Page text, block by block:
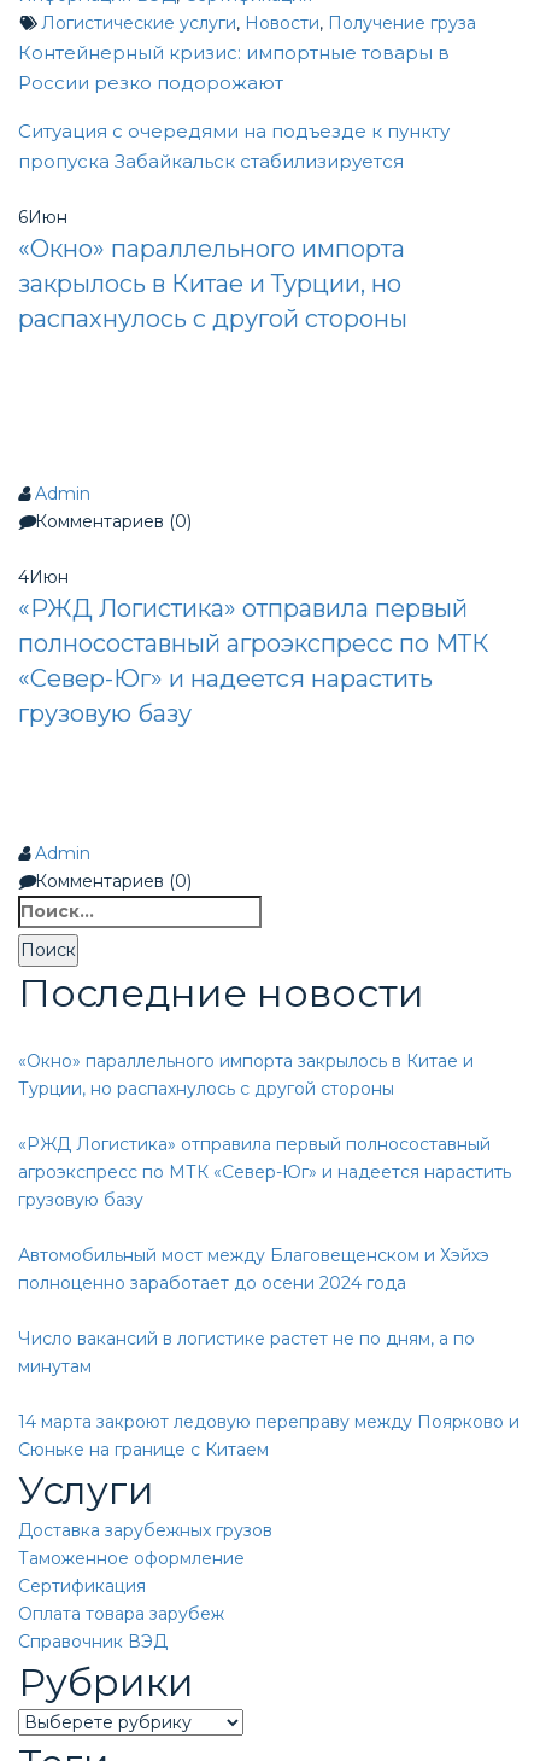
Логистические услуги, Новости, Получение груза
Post
navigation
Контейнерный кризис: импортные товары в
России резко подорожают
Ситуация с очередями на подъезде к пункту
пропуска Забайкальск стабилизируется
6Июн
«Окно» параллельного импорта
закрылось в Китае и Турции, но
распахнулось с другой стороны
Admin
Комментариев (0)
4Июн
«РЖД Логистика» отправила первый
полносоставный агроэкспресс по МТК
«Север-Юг» и надеется нарастить
грузовую базу
Admin
Комментариев (0)
Найти:
Последние новости
«Окно» параллельного импорта закрылось в Китае и
Турции, но распахнулось с другой стороны
«РЖД Логистика» отправила первый полносоставный
агроэкспресс по МТК «Север-Юг» и надеется нарастить
грузовую базу
Автомобильный мост между Благовещенском и Хэйхэ
полноценно заработает до осени 2024 года
Число вакансий в логистике растет не по дням, а по
минутам
14 марта закроют ледовую переправу между Поярково и
Сюньке на границе с Китаем
Услуги
Доставка зарубежных грузов
Таможенное оформление
Сертификация
Оплата товара зарубеж
Справочник ВЭД
Рубрики
Categories